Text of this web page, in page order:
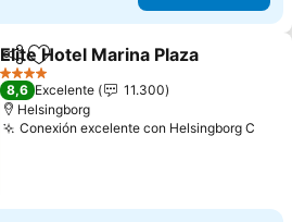
CompartirAgregar a favoritos
Elite Hotel Marina Plaza
4 Estrellas
8,6 Excelente
11.300
Helsingborg
Conexión excelente con Helsingborg C